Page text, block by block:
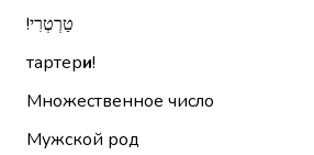
טַרְטְרִי!‏
тартери!
Множественное число
Мужской род